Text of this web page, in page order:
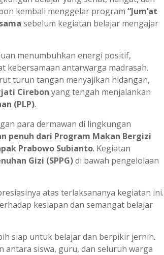
kembali menggelar program “Jum’at
sebelum kegiatan belajar mengajar
menumbuhkan energi positif,
kebersamaan antarwarga madrasah.
turun tangan menyajikan hidangan,
Cirebon yang tengah menjalankan
(PLP).
para dermawan di lingkungan
penuh dari Program Makan Bergizi
Prabowo Subianto. Kegiatan
Gizi (SPPG)di bawah pengelolaan
atas terlaksananya kegiatan ini.
kesiapan dan semangat belajar
siap untuk belajar dan berpikir jernih.
antara siswa, guru, dan seluruh warga